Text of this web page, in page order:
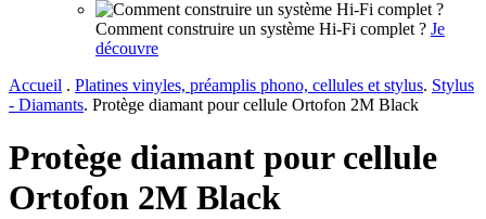
Comment construire un système Hi-Fi complet ? Je
découvre
Accueil . Platines vinyles, préamplis phono, cellules et stylus. Stylus
- Diamants. Protège diamant pour cellule Ortofon 2M Black
Protège diamant pour cellule
Ortofon 2M Black